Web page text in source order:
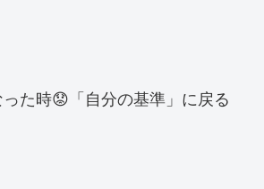
た時😟「自分の基準」に戻る